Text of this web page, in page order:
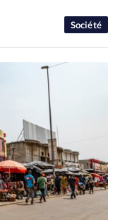
Société